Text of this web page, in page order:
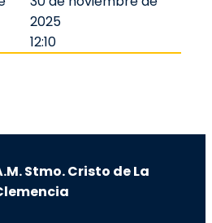
2025
12:10
Stmo. Cristo de La